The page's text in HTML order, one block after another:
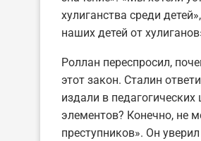
хулиганства среди
наших детей от
Роллан переспросил,
этот закон. Сталин
издали в
элементов? Конечно, не
преступников». Он